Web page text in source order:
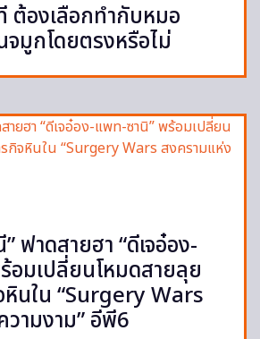
ต้องเลือกทำกับหมอ
จมูกโดยตรงหรือไม่
ฟาดสายฮา “ดีเจอ๋อง-
อมเปลี่ยนโหมดสายลุย
หินใน “Surgery Wars
ามงาม” อีพี6